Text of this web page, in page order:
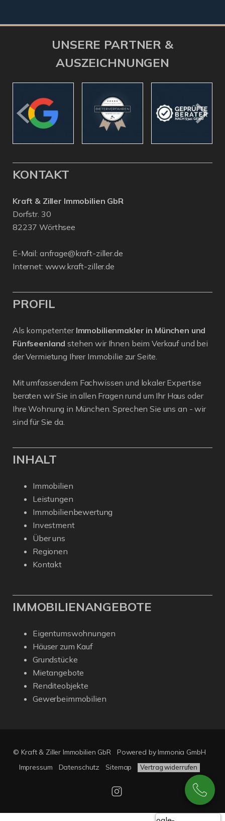
UNSERE PARTNER &
AUSZEICHNUNGEN
KONTAKT
Kraft & Ziller Immobilien GbR
Dorfstr. 30
82237 Wörthsee
E-Mail: anfrage@kraft-ziller.de
Internet: www.kraft-ziller.de
PROFIL
Als kompetenter Immobilienmakler in München und
Fünfseenland stehen wir Ihnen beim Verkauf und bei
der Vermietung Ihrer Immobilie zur Seite.
Mit umfassendem Fachwissen und lokaler Expertise
beraten wir Sie in allen Fragen rund um Ihr Haus oder
Ihre Wohnung in München. Sprechen Sie uns an - wir
sind für Sie da.
INHALT
Immobilien
Leistungen
Immobilienbewertung
Investment
Über uns
Regionen
Kontakt
IMMOBILIENANGEBOTE
Eigentumswohnungen
Häuser zum Kauf
Grundstücke
Mietangebote
Renditeobjekte
Gewerbeimmobilien
© Kraft & Ziller Immobilien GbR
Powered by Immonia GmbH
Impressum
Datenschutz Sitemap Vertrag widerrufen